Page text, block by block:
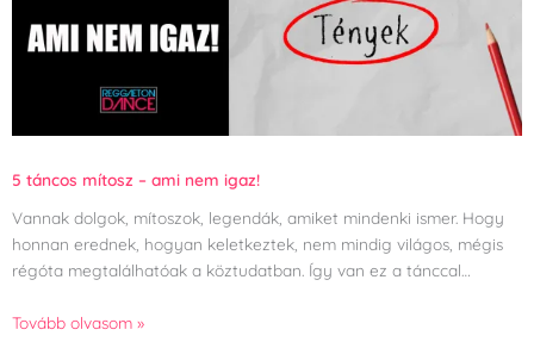
5 táncos mítosz – ami nem igaz!
Vannak dolgok, mítoszok, legendák, amiket mindenki ismer. Hogy
honnan erednek, hogyan keletkeztek, nem mindig világos, mégis
régóta megtalálhatóak a köztudatban. Így van ez a tánccal…
Tovább olvasom »